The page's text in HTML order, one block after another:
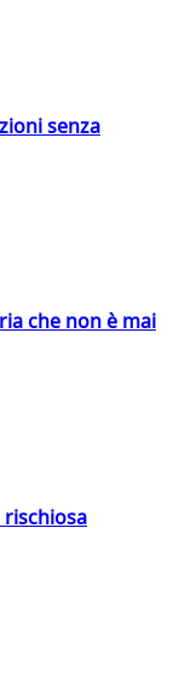
senza
che non è mai